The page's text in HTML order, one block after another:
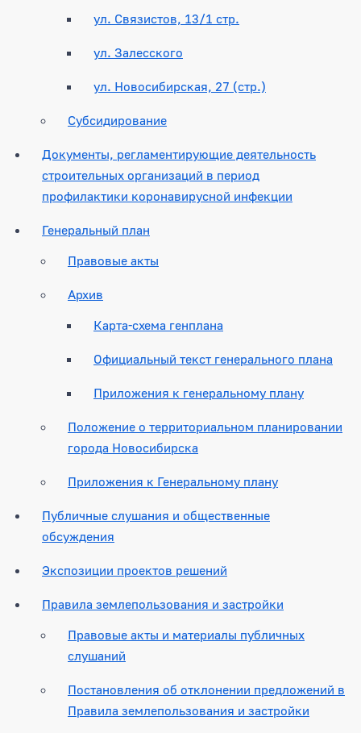
ул. Связистов, 13/1 стр.
ул. Залесского
ул. Новосибирская, 27 (стр.)
Субсидирование
Документы, регламентирующие деятельность
строительных организаций в период
профилактики коронавирусной инфекции
Генеральный план
Правовые акты
Архив
Карта-схема генплана
Официальный текст генерального плана
Приложения к генеральному плану
Положение о территориальном планировании
города Новосибирска
Приложения к Генеральному плану
Публичные слушания и общественные
обсуждения
Экспозиции проектов решений
Правила землепользования и застройки
Правовые акты и материалы публичных
слушаний
Постановления об отклонении предложений в
Правила землепользования и застройки